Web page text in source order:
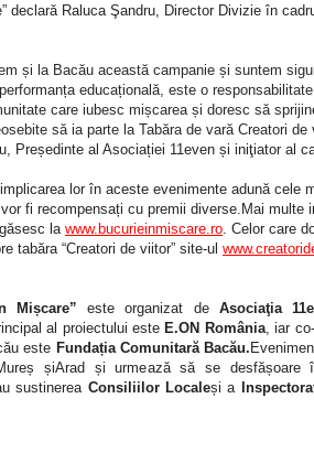
declară Raluca Şandru, Director Divizie în
și la Bacău această campanie și suntem
educațională, este o
care iubesc mișcarea și doresc să
să ia parte la Tabăra de vară Creatori de
Președinte al Asociației 11even și iniţiator al
lor în aceste evenimente adună cele
fi recompensați cu premii diverse.Mai multe
la www.bucurieinmiscare.ro . Celor care
tabăra “Creatori de viitor” site-ul
Mișcare” este organizat de Asociaţia
al proiectului esteE.ON România, iar
este Fundația Comunitară Bacău.
șiArad și urmează să se desfășoare
sustinerea Consiliilor Localeși a